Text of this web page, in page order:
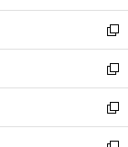
ウ
で
開
く
ン
ド
ウ
で
開
く
新
し
い
ウ
ィ
ン
新
し
い
ウ
新
し